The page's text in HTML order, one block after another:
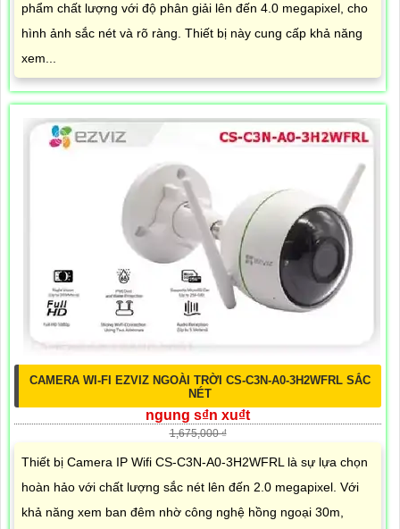
phẩm chất lượng với độ phân giải lên đến 4.0 megapixel, cho
hình ảnh sắc nét và rõ ràng. Thiết bị này cung cấp khả năng
xem...
CAMERA WI-FI EZVIZ NGOÀI TRỜI CS-C3N-A0-3H2WFRL SẮC
NÉT
ngung s₫n xu₫t
1,675,000 ₫
Thiết bị Camera IP Wifi CS-C3N-A0-3H2WFRL là sự lựa chọn
hoàn hảo với chất lượng sắc nét lên đến 2.0 megapixel. Với
khả năng xem ban đêm nhờ công nghệ hồng ngoại 30m,